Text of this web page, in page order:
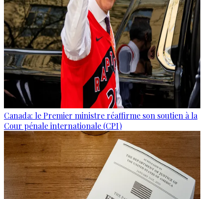
Canada: le Premier ministre réaffirme son soutien à la
Cour pénale internationale (CPI)